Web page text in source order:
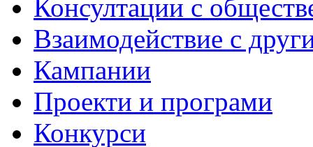
Консултации с
Взаимодействие с
Кампании
Проекти и програми
Конкурси